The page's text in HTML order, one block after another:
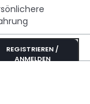
REGISTRIEREN /
ANMELDEN